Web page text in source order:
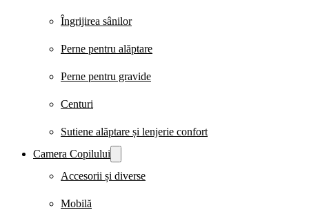
Îngrijirea sânilor
Perne pentru alăptare
Perne pentru gravide
Centuri
Sutiene alăptare și lenjerie confort
Camera Copilului
Accesorii și diverse
Mobilă